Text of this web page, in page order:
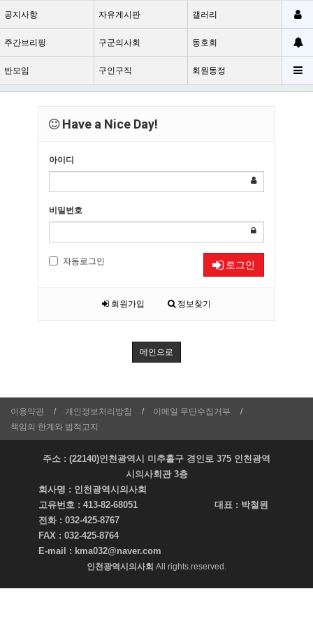
공지사항 자유게시판 갤러리
주간브리핑 구군의사회 동호회
반모임 구인구직 회원동정
Have a Nice Day!
아이디
비밀번호
자동로그인 로그인
회원가입 정보찾기
메인으로
이용약관 개인정보처리방침
이메일 무단수집거부
책임의 한계와 법적고지
주소 : (22140)인천광역시 미추홀구 경인로 375 인천광역
시의사회관 3층
회사명 : 인천광역시의사회
고유번호 : 413-82-68051 대표 : 박철원
전화 : 032-425-8767
FAX : 032-425-8764
E-mail : kma032@naver.com
인천광역시의사회 All rights.reserved.